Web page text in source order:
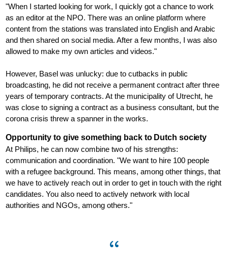
"When I started looking for work, I quickly got a chance to work
as an editor at the NPO. There was an online platform where
content from the stations was translated into English and Arabic
and then shared on social media. After a few months, I was also
allowed to make my own articles and videos."
However, Basel was unlucky: due to cutbacks in public
broadcasting, he did not receive a permanent contract after three
years of temporary contracts. At the municipality of Utrecht, he
was close to signing a contract as a business consultant, but the
corona crisis threw a spanner in the works.
Opportunity to give something back to Dutch society
At Philips, he can now combine two of his strengths:
communication and coordination. "We want to hire 100 people
with a refugee background. This means, among other things, that
we have to actively reach out in order to get in touch with the right
candidates. You also need to actively network with local
authorities and NGOs, among others."